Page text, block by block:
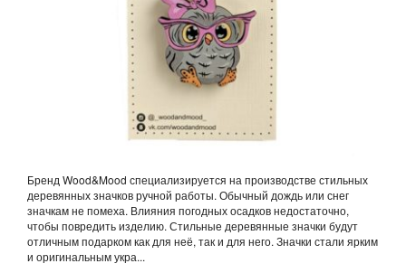
Бренд Wood&Mood специализируется на производстве стильных
деревянных значков ручной работы. Обычный дождь или снег
значкам не помеха. Влияния погодных осадков недостаточно,
чтобы повредить изделию. Стильные деревянные значки будут
отличным подарком как для неё, так и для него. Значки стали ярким
и оригинальным укра...